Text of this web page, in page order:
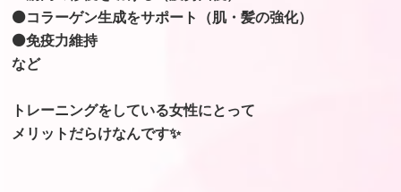
⚫コラーゲン生成をサポート（肌・髪の強化）
⚫免疫力維持
など
トレーニングをしている女性にとって
メリットだらけなんです✨